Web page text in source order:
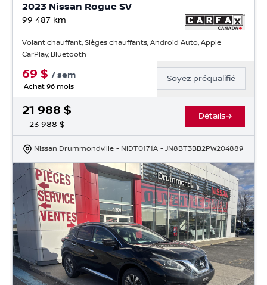
2023 Nissan Rogue SV
99 487 km
Volant chauffant, Sièges chauffants, Android Auto, Apple
CarPlay, Bluetooth
69 $ /sem
Achat 96 mois
Soyez préqualifié
21 988 $
23 988 $
Détails
Nissan Drummondville - NIDT0171A - JN8BT3BB2PW204889